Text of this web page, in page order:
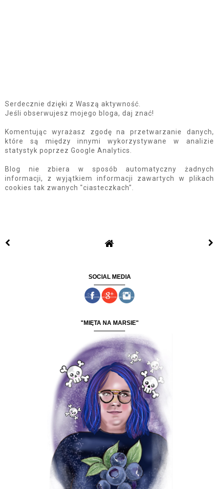
Serdecznie dzięki z Waszą aktywność.
Jeśli obserwujesz mojego bloga, daj znać!
Komentując wyrażasz zgodę na przetwarzanie danych,
które są między innymi wykorzystywane w analizie
statystyk poprzez Google Analytics.
Blog nie zbiera w sposób automatyczny żadnych
informacji, z wyjątkiem informacji zawartych w plikach
cookies tak zwanych "ciasteczkach".
SOCIAL MEDIA
"MIĘTA NA MARSIE"